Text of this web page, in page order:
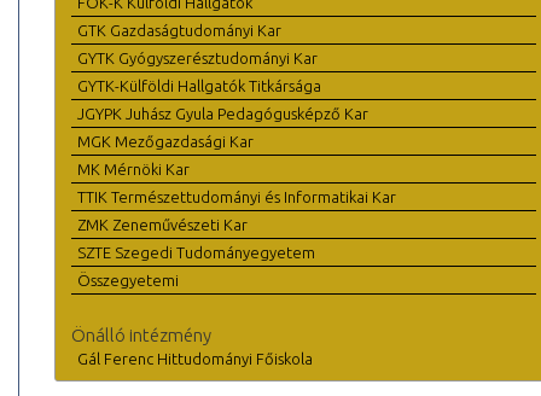
GTK Gazdaságtudományi Kar
GYTK Gyógyszerésztudományi Kar
GYTK-Külföldi Hallgatók Titkársága
JGYPK Juhász Gyula Pedagógusképző Kar
MGK Mezőgazdasági Kar
MK Mérnöki Kar
TTIK Természettudományi és Informatikai Kar
ZMK Zeneművészeti Kar
SZTE Szegedi Tudományegyetem
Összegyetemi
Önálló intézmény
Gál Ferenc Hittudományi Főiskola